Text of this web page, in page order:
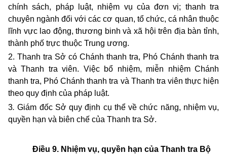
chính sách, pháp luật, nhiệm vụ của đơn vị; thanh tra
chuyên ngành đối với các cơ quan, tổ chức, cá nhân thuộc
lĩnh vực lao động, thương binh và xã hội trên địa bàn tỉnh,
thành phố trực thuộc Trung ương.
2. Thanh tra Sở có Chánh thanh tra, Phó Chánh thanh tra
và Thanh tra viên. Việc bổ nhiệm, miễn nhiệm Chánh
thanh tra, Phó Chánh thanh tra và Thanh tra viên thực hiện
theo quy định của pháp luật.
3.Giám đốc Sở quy định cụ thể về chức năng, nhiệm vụ,
quyền hạn và biên chế của Thanh tra Sở.
Điều 9. Nhiệm vụ, quyền hạn của Thanh tra Bộ